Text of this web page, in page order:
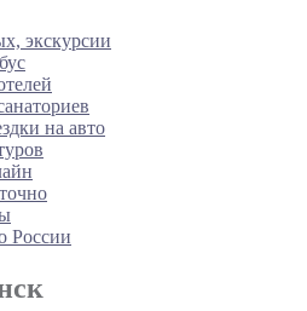
экскурсии
на авто
России